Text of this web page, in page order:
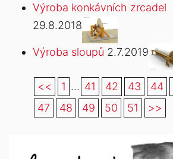
Výroba konkávních zrcadel
29.8.2018
Výroba sloupů 2.7.2019
<< 1 ... 41 42 43 44
47
48 49 50 51 >>